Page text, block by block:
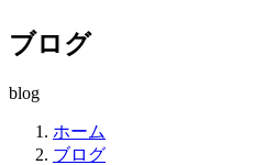
ブログ
blog
ホーム
ブログ